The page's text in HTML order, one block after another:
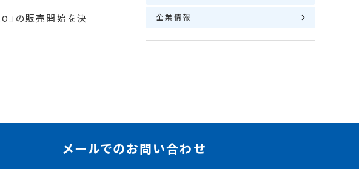
の販売開始を決
企業情報
メールでのお問い合わせ